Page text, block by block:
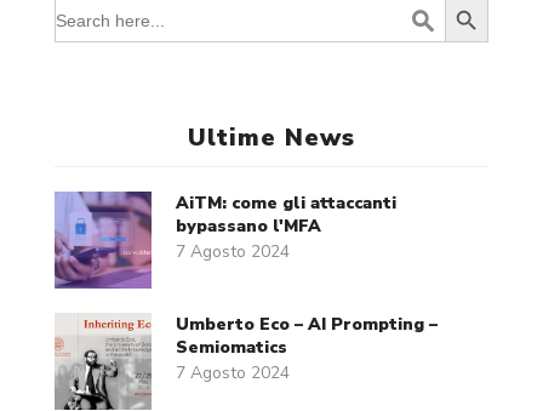
Search
for:
Ultime News
AiTM: come gli attaccanti
bypassano l'MFA
7 Agosto 2024
Umberto Eco – AI Prompting –
Semiomatics
7 Agosto 2024